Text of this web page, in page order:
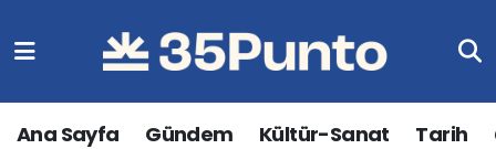
Ana Sayfa Gündem Kültür-Sanat Tarih